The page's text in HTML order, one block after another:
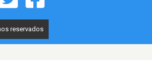
reservados